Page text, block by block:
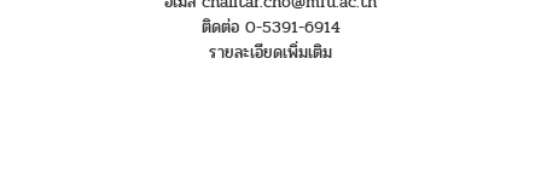
ติดต่อ 0-5391-6914
รายละเอียดเพิ่มเติม